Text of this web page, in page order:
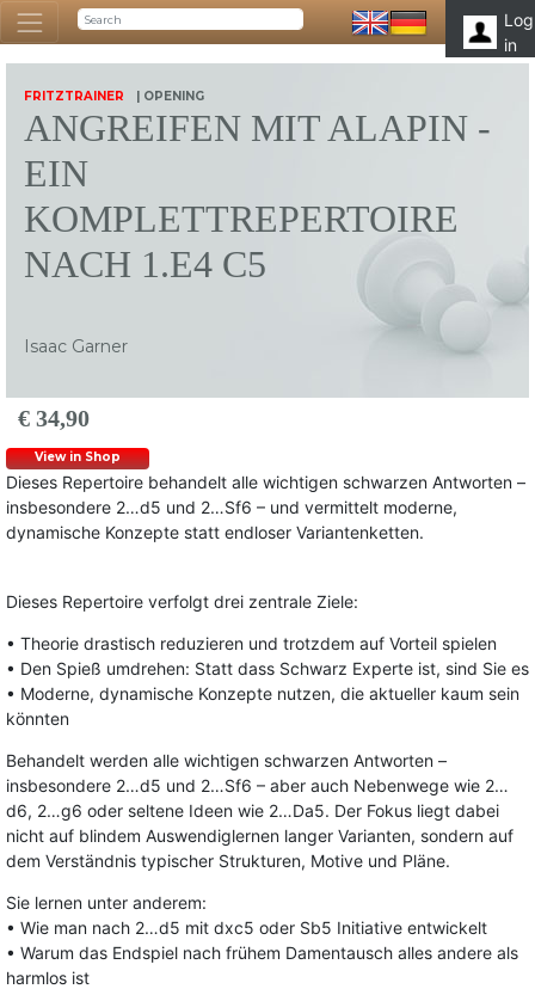
Log
in
FRITZTRAINER | OPENING
ANGREIFEN MIT ALAPIN -
EIN
KOMPLETTREPERTOIRE
NACH 1.E4 C5
Isaac Garner
€ 34,90
View in Shop
Dieses Repertoire behandelt alle wichtigen schwarzen Antworten –
insbesondere 2…d5 und 2…Sf6 – und vermittelt moderne,
dynamische Konzepte statt endloser Variantenketten.
Dieses Repertoire verfolgt drei zentrale Ziele:
• Theorie drastisch reduzieren und trotzdem auf Vorteil spielen
• Den Spieß umdrehen: Statt dass Schwarz Experte ist, sind Sie es
• Moderne, dynamische Konzepte nutzen, die aktueller kaum sein
könnten
Behandelt werden alle wichtigen schwarzen Antworten –
insbesondere 2…d5 und 2…Sf6 – aber auch Nebenwege wie 2…
d6, 2…g6 oder seltene Ideen wie 2…Da5. Der Fokus liegt dabei
nicht auf blindem Auswendiglernen langer Varianten, sondern auf
dem Verständnis typischer Strukturen, Motive und Pläne.
Sie lernen unter anderem:
• Wie man nach 2…d5 mit dxc5 oder Sb5 Initiative entwickelt
• Warum das Endspiel nach frühem Damentausch alles andere als
harmlos ist